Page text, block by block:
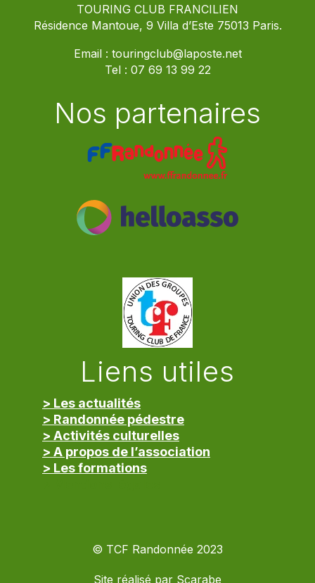
TOURING CLUB FRANCILIEN
Résidence Mantoue, 9 Villa d’Este 75013 Paris.
Email : touringclub@laposte.net
Tel : 07 69 13 99 22
Nos partenaires
Liens utiles
> Les actualités
> Randonnée pédestre
> Activités culturelles
> A propos de l’association
> Les formations
© TCF Randonnée 2023
Site réalisé par Scarabe